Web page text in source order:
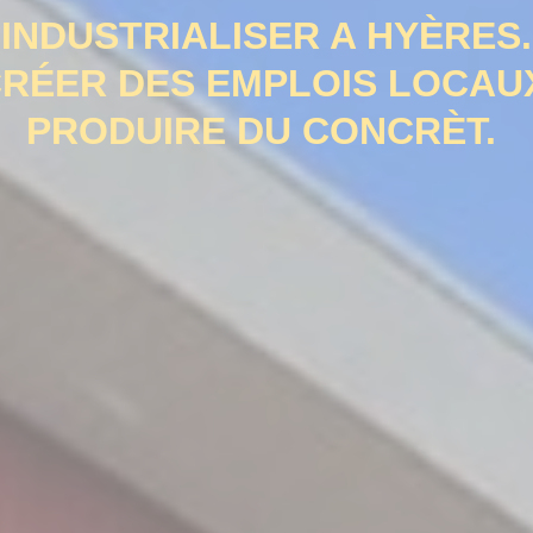
INDUSTRIALISER A HYÈRES.
DES EMPLOIS
PRODUIRE DU CONCRÈT.